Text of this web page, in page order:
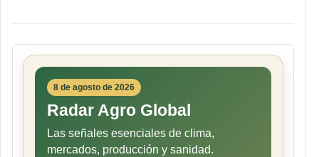
8 de agosto de 2026
Radar Agro Global
Las señales esenciales de clima,
mercados, producción y sanidad.